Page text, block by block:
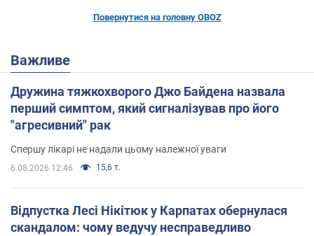
Повернутися на головну OBOZ
Важливе
Дружина тяжкохворого Джо Байдена назвала
перший симптом, який сигналізував про його
"агресивний" рак
Спершу лікарі не надали цьому належної уваги
6.08.2026 12:46 15,6 т.
Відпустка Лесі Нікітюк у Карпатах обернулася
скандалом: чому ведучу несправедливо